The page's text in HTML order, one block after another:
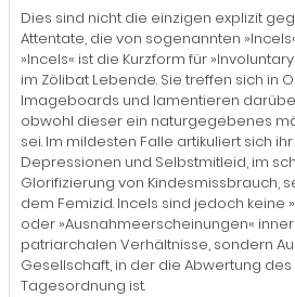
Dies sind nicht die einzigen explizit
Attentate, die von sogenannten
»Incels« ist die Kurzform für
im Zölibat Lebende. Sie treffen sich in
Imageboards und lamentieren
obwohl dieser ein naturgegebenes
sei. Im mildesten Falle artikuliert sich
Depressionen und Selbstmitleid, im
Glorifizierung von Kindesmissbrauch,
dem Femizid. Incels sind jedoch keine
oder »Ausnahmeerscheinungen«
patriarchalen Verhältnisse, sondern
Gesellschaft, in der die Abwertung
Tagesordnung ist.